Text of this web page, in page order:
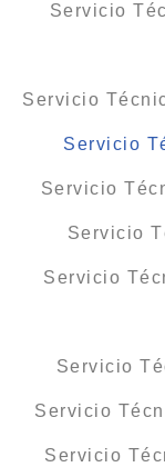
Servicio
Servicio
Servicio
Servicio
Servicio
Servicio
Servicio
Servicio
Servicio